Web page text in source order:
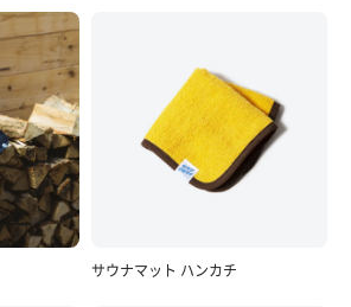
サウナマット ハンカチ